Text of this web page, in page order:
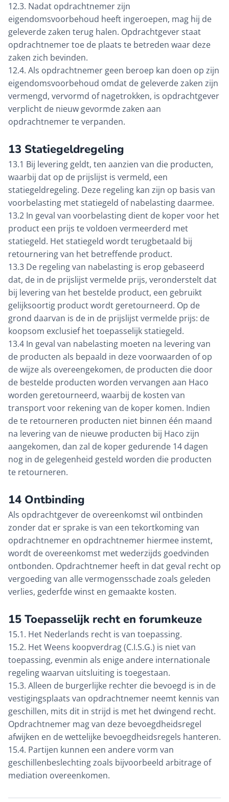
12.3. Nadat opdrachtnemer zijn
eigendomsvoorbehoud heeft ingeroepen, mag hij de
geleverde zaken terug halen. Opdrachtgever staat
opdrachtnemer toe de plaats te betreden waar deze
zaken zich bevinden.
12.4. Als opdrachtnemer geen beroep kan doen op zijn
eigendomsvoorbehoud omdat de geleverde zaken zijn
vermengd, vervormd of nagetrokken, is opdrachtgever
verplicht de nieuw gevormde zaken aan
opdrachtnemer te verpanden.
13 Statiegeldregeling
13.1 Bij levering geldt, ten aanzien van die producten,
waarbij dat op de prijslijst is vermeld, een
statiegeldregeling. Deze regeling kan zijn op basis van
voorbelasting met statiegeld of nabelasting daarmee.
13.2 In geval van voorbelasting dient de koper voor het
product een prijs te voldoen vermeerderd met
statiegeld. Het statiegeld wordt terugbetaald bij
retournering van het betreffende product.
13.3 De regeling van nabelasting is erop gebaseerd
dat, de in de prijslijst vermelde prijs, veronderstelt dat
bij levering van het bestelde product, een gebruikt
gelijksoortig product wordt geretourneerd. Op de
grond daarvan is de in de prijslijst vermelde prijs: de
koopsom exclusief het toepasselijk statiegeld.
13.4 In geval van nabelasting moeten na levering van
de producten als bepaald in deze voorwaarden of op
de wijze als overeengekomen, de producten die door
de bestelde producten worden vervangen aan Haco
worden geretourneerd, waarbij de kosten van
transport voor rekening van de koper komen. Indien
de te retourneren producten niet binnen één maand
na levering van de nieuwe producten bij Haco zijn
aangekomen, dan zal de koper gedurende 14 dagen
nog in de gelegenheid gesteld worden die producten
te retourneren.
14 Ontbinding
Als opdrachtgever de overeenkomst wil ontbinden
zonder dat er sprake is van een tekortkoming van
opdrachtnemer en opdrachtnemer hiermee instemt,
wordt de overeenkomst met wederzijds goedvinden
ontbonden. Opdrachtnemer heeft in dat geval recht op
vergoeding van alle vermogensschade zoals geleden
verlies, gederfde winst en gemaakte kosten.
15 Toepasselijk recht en forumkeuze
15.1. Het Nederlands recht is van toepassing.
15.2. Het Weens koopverdrag (C.I.S.G.) is niet van
toepassing, evenmin als enige andere internationale
regeling waarvan uitsluiting is toegestaan.
15.3. Alleen de burgerlijke rechter die bevoegd is in de
vestigingsplaats van opdrachtnemer neemt kennis van
geschillen, mits dit in strijd is met het dwingend recht.
Opdrachtnemer mag van deze bevoegdheidsregel
afwijken en de wettelijke bevoegdheidsregels hanteren.
15.4. Partijen kunnen een andere vorm van
geschillenbeslechting zoals bijvoorbeeld arbitrage of
mediation overeenkomen.